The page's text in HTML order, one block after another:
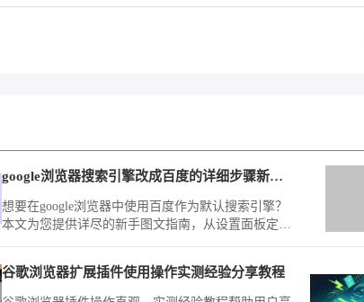
google浏览器搜索引擎改成百度的详细步骤新手图文教学
想要在google浏览器中使用百度作为默认搜索引擎？
本文为您提供详尽的新手图文指南，从设置面板定位
谷歌浏览器扩展插件使用操作实测经验分享教程